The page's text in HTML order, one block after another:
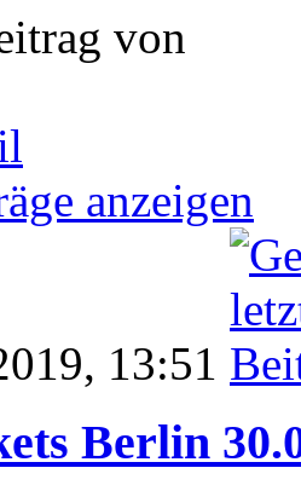
von
anzeigen
13:51
Berlin